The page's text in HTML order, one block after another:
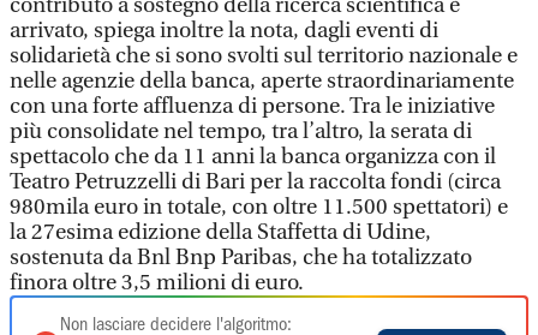
contributo a sostegno della ricerca scientifica è
arrivato, spiega inoltre la nota, dagli eventi di
solidarietà che si sono svolti sul territorio nazionale e
nelle agenzie della banca, aperte straordinariamente
con una forte affluenza di persone. Tra le iniziative
più consolidate nel tempo, tra l’altro, la serata di
spettacolo che da 11 anni la banca organizza con il
Teatro Petruzzelli di Bari per la raccolta fondi (circa
980mila euro in totale, con oltre 11.500 spettatori) e
la 27esima edizione della Staffetta di Udine,
sostenuta da Bnl Bnp Paribas, che ha totalizzato
finora oltre 3,5 milioni di euro.
Non lasciare decidere l'algoritmo: